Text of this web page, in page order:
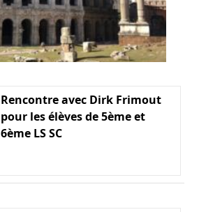
Rencontre avec Dirk Frimout
pour les élèves de 5ème et
6ème LS SC